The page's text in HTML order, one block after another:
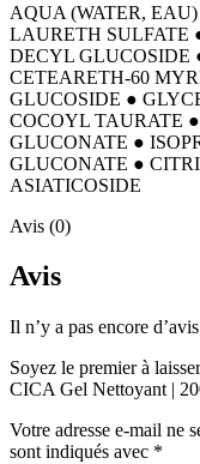
AQUA (WATER,
LAURETH SULFATE
DECYL GLUCOSIDE
CETEARETH-60
GLUCOSIDE ●
COCOYL TAURATE
GLUCONATE ●
GLUCONATE ●
ASIATICOSIDE
Avis (0)
Avis
Il n’y a pas encore
Soyez le premier à
CICA Gel Nettoyant |
Votre adresse e-mail ne
sont indiqués avec *